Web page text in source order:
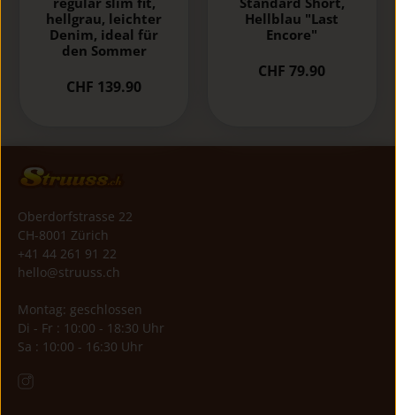
hellgrau, leichter
Denim, ideal für
den Sommer
CHF 139.90
Hellblau "Last
Encore"
CHF 79.90
Oberdorfstrasse 22
CH-8001 Zürich
+41 44 261 91 22
hello@struuss.ch
Montag: geschlossen
Di - Fr : 10:00 - 18:30 Uhr
Sa : 10:00 - 16:30 Uhr